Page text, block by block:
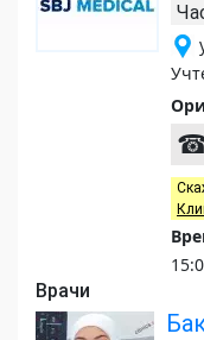
Врачи